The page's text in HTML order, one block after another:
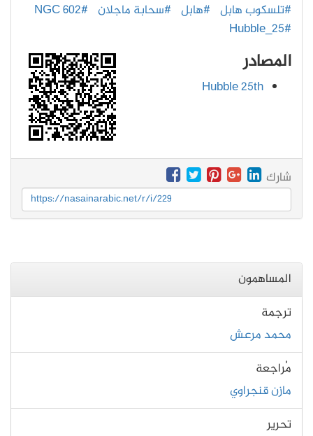
#تلسكوب هابل #هابل #سحابة ماجلان #NGC 602
#Hubble_25
المصادر
Hubble 25th
شارك
https://nasainarabic.net/r/i/229
المساهمون
ترجمة
محمد مرعش
مُراجعة
مازن قنجراوي
تحرير